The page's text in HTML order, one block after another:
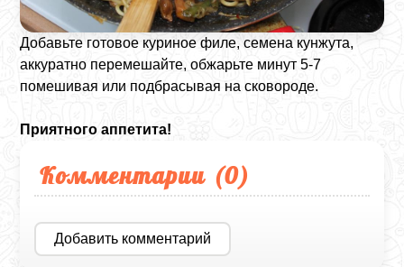
Добавьте готовое куриное филе, семена кунжута,
аккуратно перемешайте, обжарьте минут 5-7
помешивая или подбрасывая на сковороде.
Приятного аппетита!
Комментарии (0)
Добавить комментарий